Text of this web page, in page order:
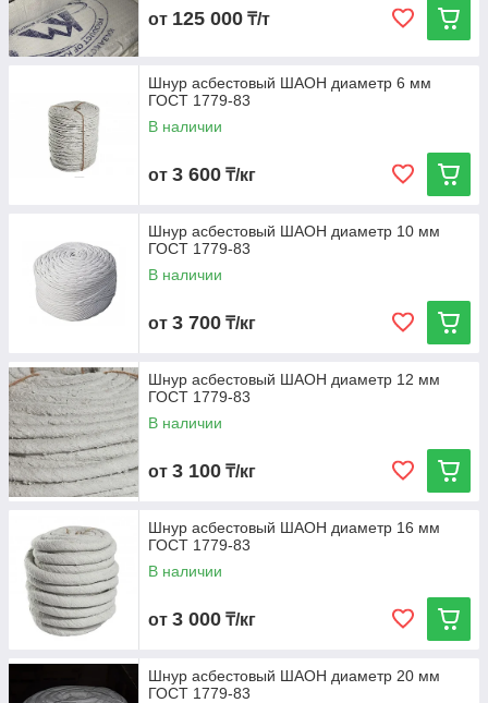
от 125 000 ₸/т
Шнур асбестовый ШАОН диаметр 6 мм
ГОСТ 1779-83
В наличии
от 3 600 ₸/кг
Шнур асбестовый ШАОН диаметр 10 мм
ГОСТ 1779-83
В наличии
от 3 700 ₸/кг
Шнур асбестовый ШАОН диаметр 12 мм
ГОСТ 1779-83
В наличии
от 3 100 ₸/кг
Шнур асбестовый ШАОН диаметр 16 мм
ГОСТ 1779-83
В наличии
от 3 000 ₸/кг
Шнур асбестовый ШАОН диаметр 20 мм
ГОСТ 1779-83